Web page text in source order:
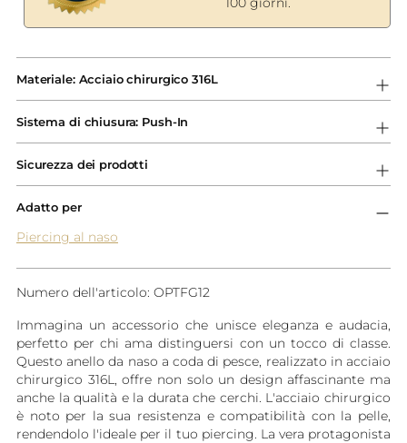
prodotto
al
carrello...
Materiale: Acciaio chirurgico 316L
Sistema di chiusura: Push-In
Sicurezza dei prodotti
Adatto per
Piercing al naso
Numero dell'articolo: OPTFG12
Immagina un accessorio che unisce eleganza e audacia,
perfetto per chi ama distinguersi con un tocco di classe.
Questo anello da naso a coda di pesce, realizzato in acciaio
chirurgico 316L, offre non solo un design affascinante ma
anche la qualità e la durata che cerchi. L'acciaio chirurgico
è noto per la sua resistenza e compatibilità con la pelle,
rendendolo l'ideale per il tuo piercing. La vera protagonista